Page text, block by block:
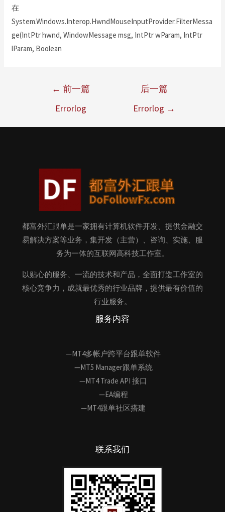
在
System.Windows.Interop.HwndMouseInputProvider.FilterMessa
ge(IntPtr hwnd, WindowMessage msg, IntPtr wParam, IntPtr
lParam, Boolean
← 前一篇
Errorlog
后一篇
Errorlog →
都富外汇跟单是一家拥有计算机软件开发、提供金融交
易解决方案等业务，集开发（主营）、咨询、实施、服
务为一体的互联网高科技工作室。
以贴心的服务、一流的技术和产品，全面打造工作室的
核心竞争力，成就最优秀的行业品牌，提供最有价值的
行业服务。
服务内容
—MT4多帐户跨平台跟单软件
—MT5 Manager跟单系统
—MT4 Trade API 接口
—EA编程
—MT4跟单社区搭建
联系我们